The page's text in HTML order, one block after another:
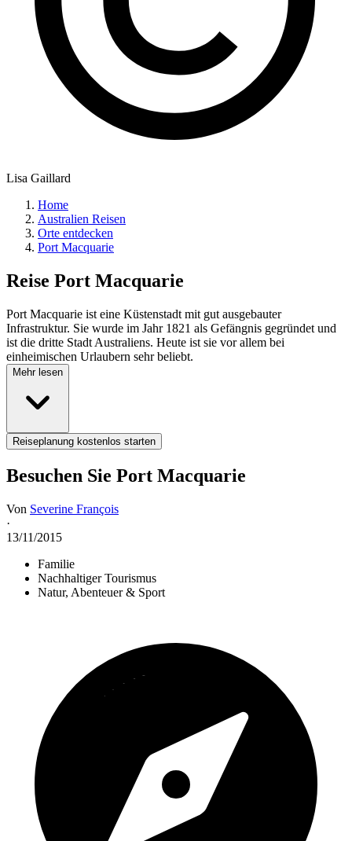
Lisa Gaillard
Home
Australien Reisen
Orte entdecken
Port Macquarie
Reise Port Macquarie
Port Macquarie ist eine Küstenstadt mit gut ausgebauter
Infrastruktur. Sie wurde im Jahr 1821 als Gefängnis gegründet und
ist die dritte Stadt Australiens. Heute ist sie vor allem bei
einheimischen Urlaubern sehr beliebt.
Mehr lesen
Reiseplanung kostenlos starten
Besuchen Sie Port Macquarie
Von Severine François
·
13/11/2015
Familie
Nachhaltiger Tourismus
Natur, Abenteuer & Sport